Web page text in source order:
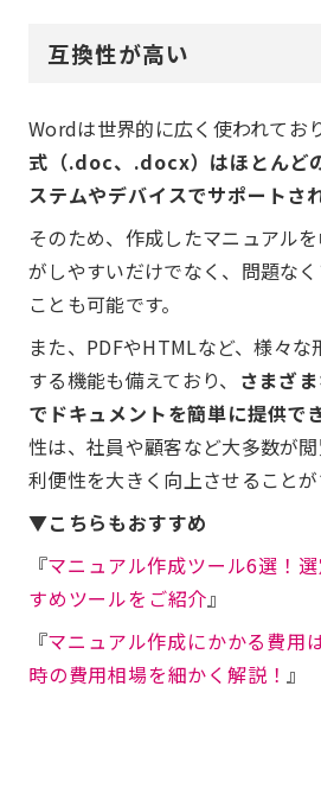
互換性が高い
Wordは世界的に広く使われており
式（.doc、.docx）はほとんど
ステムやデバイスでサポートさ
そのため、作成したマニュアル
がしやすいだけでなく、問題な
ことも可能です。
また、PDFやHTMLなど、様々な
する機能も備えており、 さまざ
でドキュメントを簡単に提供でき
性は、社員や顧客など大多数が
利便性を大きく向上させることが
▼こちらもおすすめ
『マニュアル作成ツール6選！
すめツールをご紹介』
『マニュアル作成にかかる費用
時の費用相場を細かく解説！』